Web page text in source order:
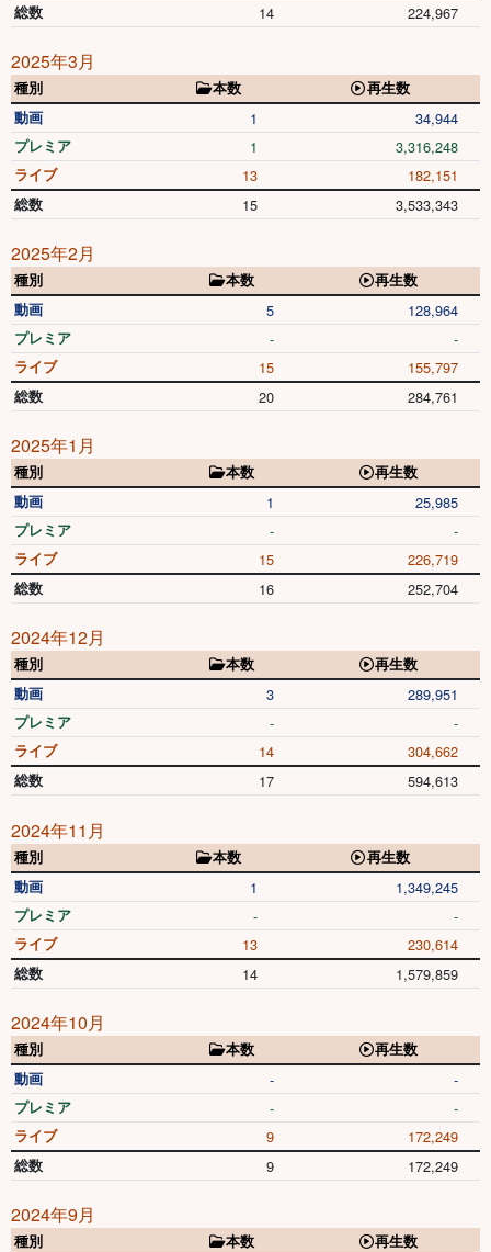
総数 14 224,967
2025年3月
種別 本数
再生数
動画
1 34,944
プレミア 1 3,316,248
ライブ 13 182,151
総数 15 3,533,343
2025年2月
種別 本数
再生数
動画
5 128,964
プレミア - -
ライブ 15 155,797
総数 20 284,761
2025年1月
種別 本数
再生数
動画
1 25,985
プレミア - -
ライブ 15 226,719
総数 16 252,704
2024年12月
種別 本数
再生数
動画
3 289,951
プレミア - -
ライブ 14 304,662
総数 17 594,613
2024年11月
種別 本数
再生数
動画
1 1,349,245
プレミア - -
ライブ 13 230,614
総数 14 1,579,859
2024年10月
種別 本数
再生数
動画
- -
プレミア - -
ライブ 9 172,249
総数 9 172,249
2024年9月
種別 本数
再生数